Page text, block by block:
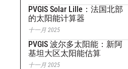
PVGIS Solar Lille：法国北部
的太阳能计算器
十一月 2025
PVGIS 波尔多太阳能：新阿
基坦大区太阳能估算
十一月 2025